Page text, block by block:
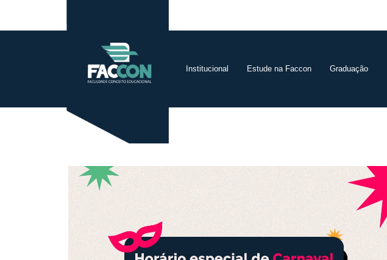
Institucional Estude na Faccon Graduação